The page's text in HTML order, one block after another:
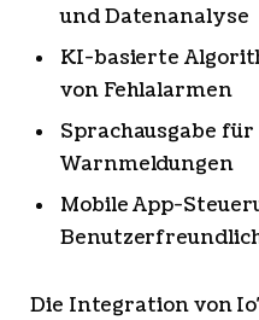
und Datenanalyse
KI-basierte
von Fehlalarmen
Sprachausgabe
Warnmeldungen
Mobile App-
Die Integration von